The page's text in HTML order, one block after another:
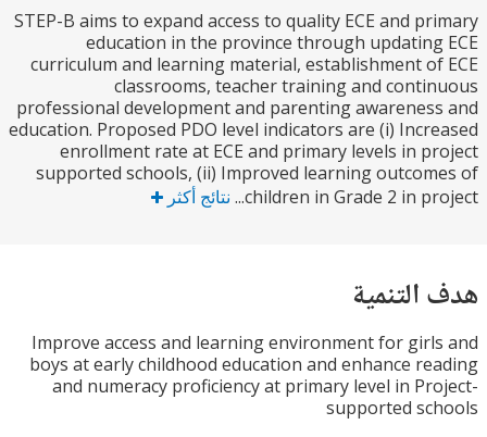
STEP-B aims to expand access to quality ECE and
education in the province through
curriculum and learning material, establishment
classrooms, teacher training and
professional development and parenting
education. Proposed PDO level indicators are (i)
enrollment rate at ECE and primary levels in
supported schools, (ii) Improved learning
children in Grade 2 in
نتائج أكثر
Improve access and learning environment for
boys at early childhood education and enhance
and numeracy proficiency at primary level in
supported